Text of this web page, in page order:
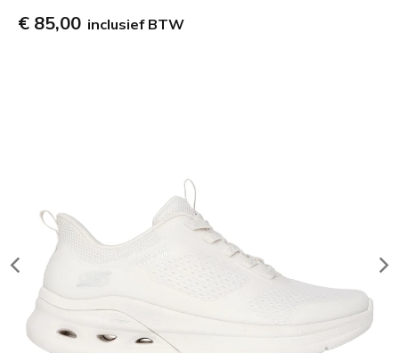
€ 85,00 inclusief BTW